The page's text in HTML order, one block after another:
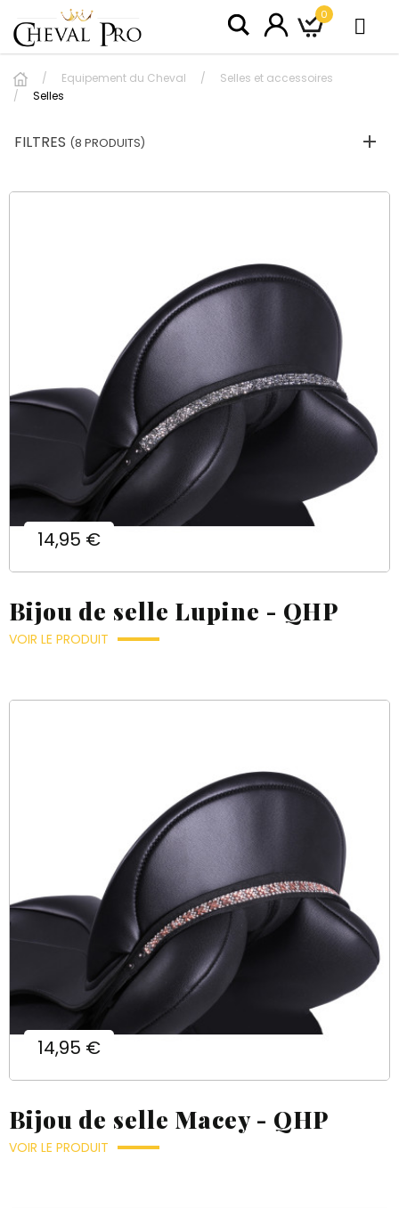
0
Equipement du Cheval
Selles et accessoires
Selles
FILTRES (8 PRODUITS)
Prix
14,95 €
Bijou de selle Lupine - QHP
VOIR LE PRODUIT
Prix
14,95 €
Bijou de selle Macey - QHP
VOIR LE PRODUIT